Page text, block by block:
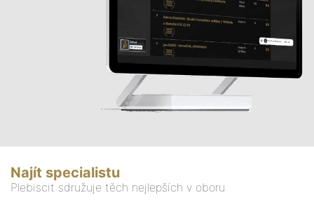
Najít specialistu
Plebiscit sdružuje těch nejlepších v oboru